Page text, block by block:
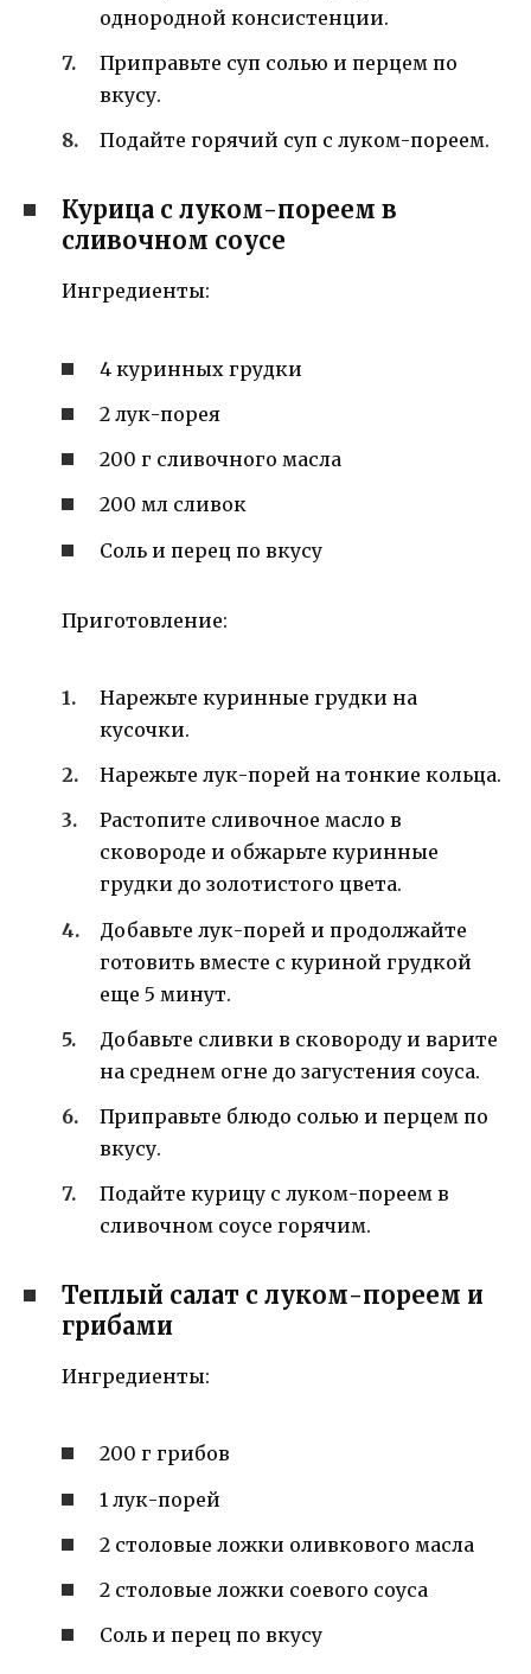
однородной консистенции.
Приправьте суп солью и перцем по
вкусу.
Подайте горячий суп с луком-пореем.
Курица с луком-пореем в
сливочном соусе
Ингредиенты:
4 куринных грудки
2 лук-порея
200 г сливочного масла
200 мл сливок
Соль и перец по вкусу
Приготовление:
Нарежьте куринные грудки на
кусочки.
Нарежьте лук-порей на тонкие кольца.
Растопите сливочное масло в
сковороде и обжарьте куринные
грудки до золотистого цвета.
Добавьте лук-порей и продолжайте
готовить вместе с куриной грудкой
еще 5 минут.
Добавьте сливки в сковороду и варите
на среднем огне до загустения соуса.
Приправьте блюдо солью и перцем по
вкусу.
Подайте курицу с луком-пореем в
сливочном соусе горячим.
Теплый салат с луком-пореем и
грибами
Ингредиенты:
200 г грибов
1 лук-порей
2 столовые ложки оливкового масла
2 столовые ложки соевого соуса
Соль и перец по вкусу